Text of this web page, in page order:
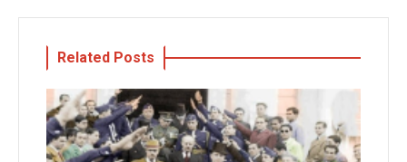
Related Posts